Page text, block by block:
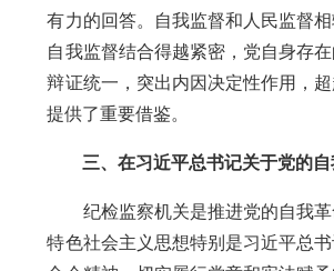
有力的回答。自我监督和人民监督
自我监督结合得越紧密，党自身存
辩证统一，突出内因决定性作用，
提供了重要借鉴。
三、在习近平总书记关于党的
纪检监察机关是推进党的自我革
特色社会主义思想特别是习近平总